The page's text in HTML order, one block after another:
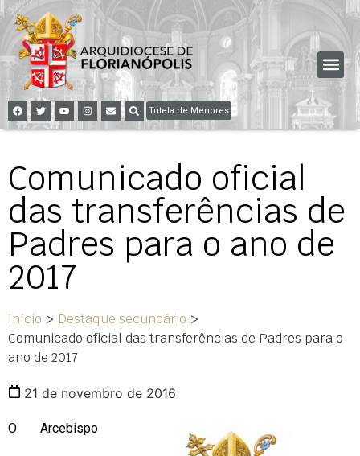
Tutela de Menores
Comunicado oficial
das transferências de
Padres para o ano de
2017
Início > Destaque secundário >
Comunicado oficial das transferências de Padres para o
ano de 2017
21 de novembro de 2016
O Arcebispo